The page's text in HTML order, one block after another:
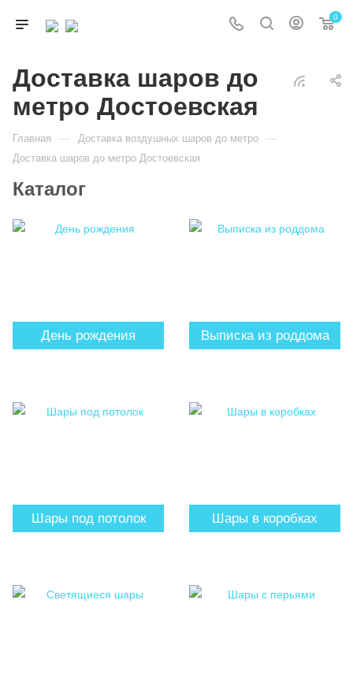
0
Доставка шаров до
метро Достоевская
Главная — Доставка воздушных шаров до метро —
Доставка шаров до метро Достоевская
Каталог
День рождения Выписка из роддома
Шары под потолок Шары в коробках